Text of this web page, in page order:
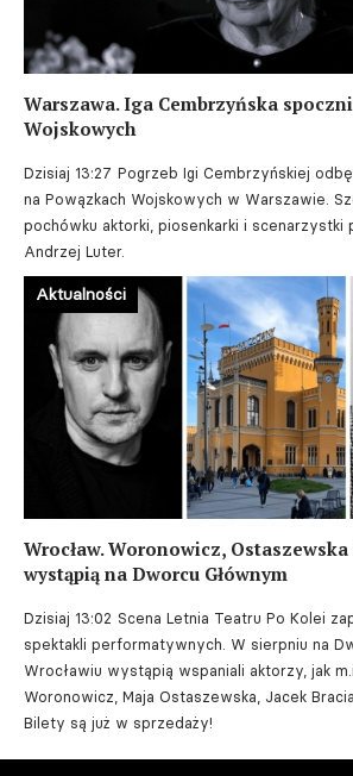
Warszawa. Iga Cembrzyńska
Wojskowych
Dzisiaj 13:27 Pogrzeb Igi Cembrzyńskiej
na Powązkach Wojskowych w Warszawie.
pochówku aktorki, piosenkarki i scenarzystki
Andrzej Luter.
Wrocław. Woronowicz,
wystąpią na Dworcu Głównym
Dzisiaj 13:02 Scena Letnia Teatru Po Kolei
spektakli performatywnych. W sierpniu na
Wrocławiu wystąpią wspaniali aktorzy, jak
Woronowicz, Maja Ostaszewska, Jacek
Bilety są już w sprzedaży!
Aktualności